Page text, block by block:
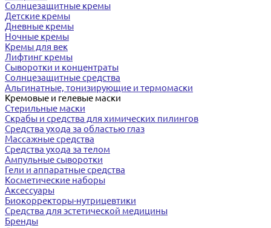
Солнцезащитные кремы
Детские кремы
Дневные кремы
Ночные кремы
Кремы для век
Лифтинг кремы
Сыворотки и концентраты
Солнцезащитные средства
Альгинатные, тонизирующие и термомаски
Кремовые и гелевые маски
Стерильные маски
Скрабы и средства для химических пилингов
Средства ухода за областью глаз
Массажные средства
Средства ухода за телом
Ампульные сыворотки
Гели и аппаратные средства
Косметические наборы
Аксессуары
Биокорректоры-нутрицевтики
Средства для эстетической медицины
Бренды